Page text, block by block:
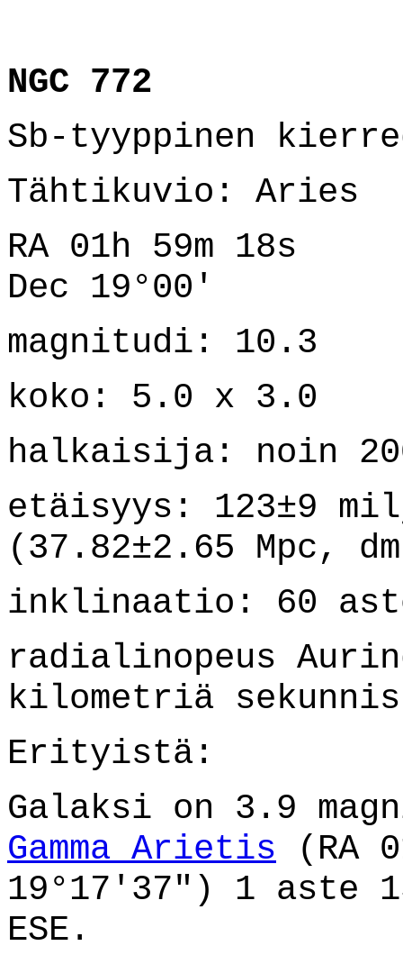
NGC 772
Sb-tyyppinen
Tähtikuvio: Aries
RA 01h 59m 18s
Dec 19°00'
magnitudi: 10.3
koko: 5.0 x 3.0
halkaisija: noin
etäisyys: 123±9
(37.82±2.65 Mpc,
inklinaatio: 60
radialinopeus
kilometriä
Erityistä:
Galaksi on 3.9
Gamma Arietis (RA
19°17'37") 1 aste
ESE.